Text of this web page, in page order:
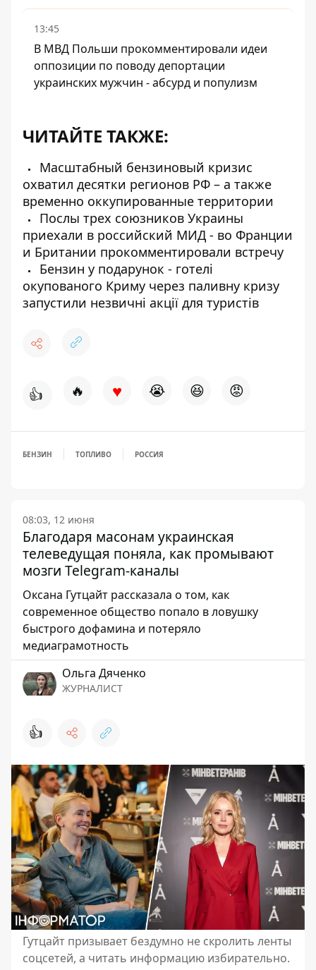
13:45
В МВД Польши прокомментировали идеи
оппозиции по поводу депортации
украинских мужчин - абсурд и популизм
ЧИТАЙТЕ ТАКЖЕ:
Масштабный бензиновый кризис
охватил десятки регионов РФ – а также
временно оккупированные территории
Послы трех союзников Украины
приехали в российский МИД - во Франции
и Британии прокомментировали встречу
Бензин у подарунок - готелі
окупованого Криму через паливну кризу
запустили незвичні акції для туристів
👍 🔥 ♥ 😭 😆 😡
БЕНЗИН ТОПЛИВО РОССИЯ
08:03, 12 июня
Благодаря масонам украинская
телеведущая поняла, как промывают
мозги Telegram-каналы
Оксана Гутцайт рассказала о том, как
современное общество попало в ловушку
быстрого дофамина и потеряло
медиаграмотность
Ольга Дяченко
ЖУРНАЛИСТ
👍
Гутцайт призывает бездумно не скролить ленты
соцсетей, а читать информацию избирательно.